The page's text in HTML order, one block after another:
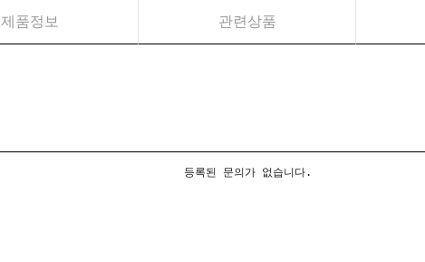
제품정보 관련상품
등록된 문의가 없습니다.